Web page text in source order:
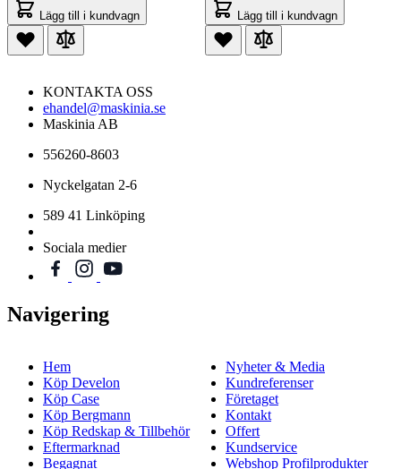
Lägg till i kundvagn Lägg till i kundvagn
KONTAKTA OSS
ehandel@maskinia.se
Maskinia AB
556260-8603
Nyckelgatan 2-6
589 41 Linköping
Sociala medier
Navigering
Hem
Köp Develon
Köp Case
Köp Bergmann
Köp Redskap & Tillbehör
Eftermarknad
Begagnat
Nyheter & Media
Kundreferenser
Företaget
Kontakt
Offert
Kundservice
Webshop Profilprodukter